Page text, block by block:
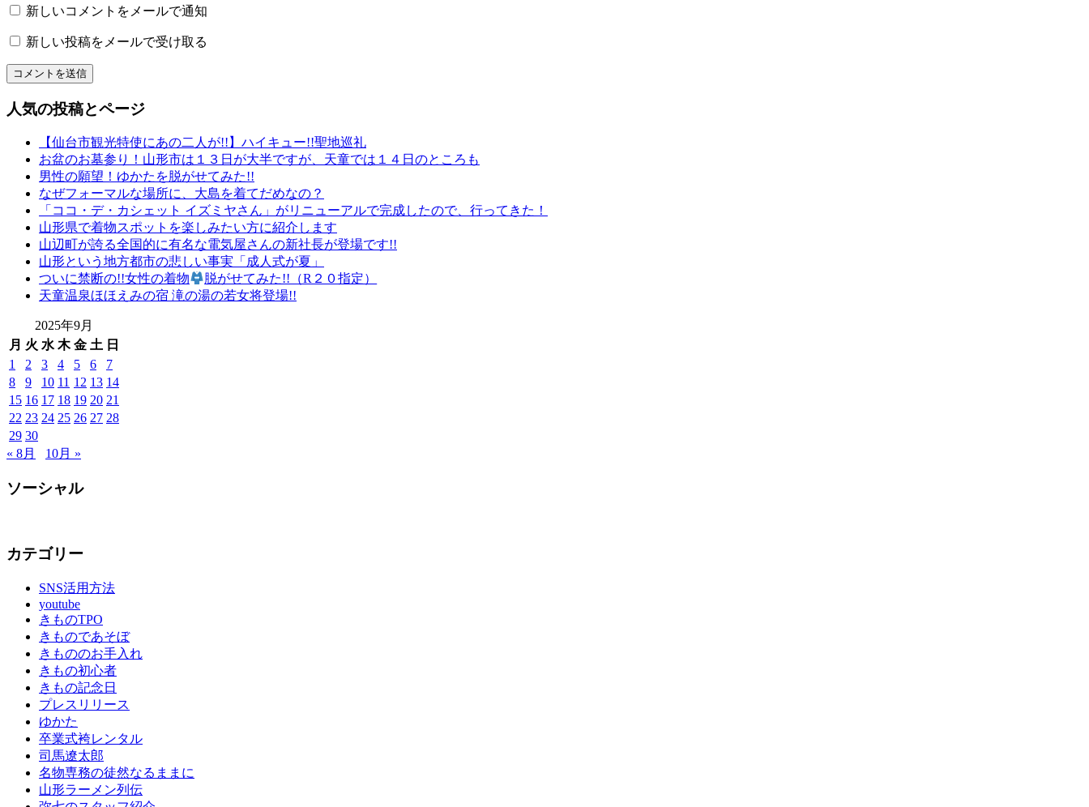
務
美
く
和
山
形
振
袖
レ
ン
タ
山
布
新しいコメントをメールで通知
新しい投稿をメールで受け取る
人気の投稿とページ
【仙台市観光特使にあの二人が!!】ハイキュー!!聖地巡礼
お盆のお墓参り！山形市は１３日が大半ですが、天童では１４日のところも
男性の願望！ゆかたを脱がせてみた!!
なぜフォーマルな場所に、大島を着てだめなの？
「ココ・デ・カシェット イズミヤさん」がリニューアルで完成したので、行ってきた！
山形県で着物スポットを楽しみたい方に紹介します
山辺町が誇る全国的に有名な電気屋さんの新社長が登場です!!
山形という地方都市の悲しい事実「成人式が夏」
ついに禁断の!!女性の着物
脱がせてみた!!（R２０指定）
天童温泉ほほえみの宿 滝の湯の若女将登場!!
2025年9月
月 火 水 木 金 土 日
1
2 3 4 5 6
7
8
9 10 11 12 13 14
15 16 17 18 19 20 21
22 23 24 25 26 27 28
29 30
« 8月
10月 »
ソーシャル
カテゴリー
SNS活用方法
youtube
きものTPO
きものであそぼ
きもののお手入れ
きもの初心者
きもの記念日
プレスリリース
ゆかた
卒業式袴レンタル
司馬遼太郎
名物専務の徒然なるままに
山形ラーメン列伝